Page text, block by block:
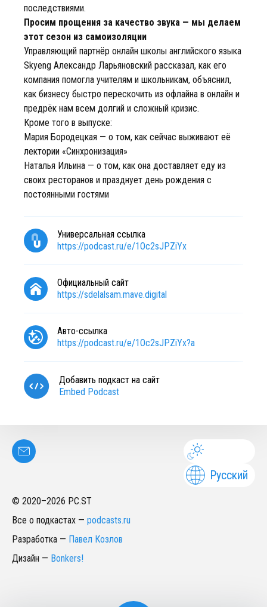
последствиями.
Просим прощения за качество звука — мы делаем
этот сезон из самоизоляции
Управляющий партнёр онлайн школы английского языка
Skyeng Александр Ларьяновский рассказал, как его
компания помогла учителям и школьникам, объяснил,
как бизнесу быстро перескочить из офлайна в онлайн и
предрёк нам всем долгий и сложный кризис.
Кроме того в выпуске:
Мария Бородецкая — о том, как сейчас выживают её
лектории «Синхронизация»
Наталья Ильина — о том, как она доставляет еду из
своих ресторанов и празднует день рождения с
постоянными гостями
Универсальная ссылка
https://podcast.ru/e/1Oc2sJPZiYx
Официальный сайт
https://sdelalsam.mave.digital
Авто-ссылка
https://podcast.ru/e/1Oc2sJPZiYx?a
Добавить подкаст на сайт
Embed Podcast
Русский
© 2020–2026 PC.ST
Все о подкастах — podcasts.ru
Разработка — Павел Козлов
Дизайн — Bonkers!